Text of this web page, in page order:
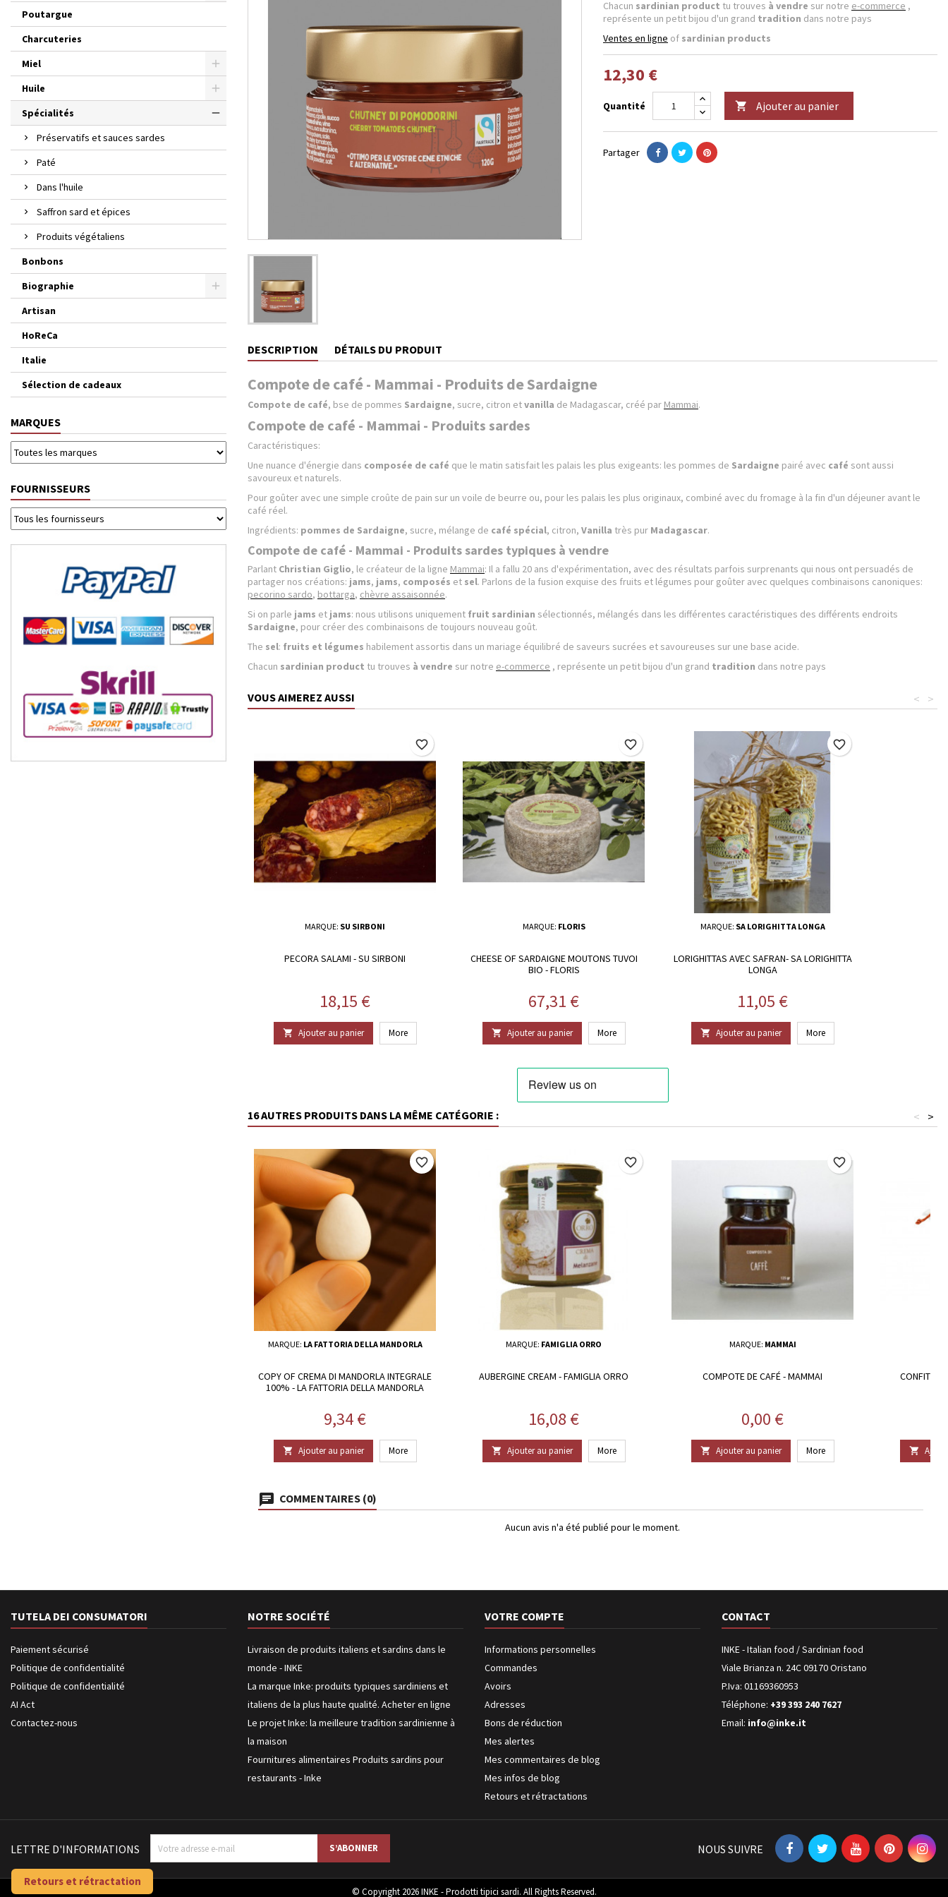
Poutargue
Charcuteries
Miel
Huile
Spécialités
Préservatifs et sauces sardes
Paté
Dans l'huile
Saffron sard et épices
Produits végétaliens
Bonbons
Biographie
Artisan
HoReCa
Italie
Sélection de cadeaux
MARQUES
FOURNISSEURS
Chacun sardinian product tu trouves à vendre sur notre e-commerce ,
représente un petit bijou d'un grand tradition dans notre pays
Ventes en ligne of sardinian products
12,30 €
Quantité  Ajouter au panier
Partager
DESCRIPTION DÉTAILS DU PRODUIT
Compote de café - Mammai - Produits de Sardaigne
Compote de café, bse de pommes Sardaigne, sucre, citron etvanilla de Madagascar, créé par Mammai.
Compote de café - Mammai - Produits sardes
Caractéristiques:
Une nuance d'énergie dans composée de café que le matin satisfait les palais les plus exigeants: les pommes de Sardaigne pairé avec café sont aussi
savoureux et naturels.
Pour goûter avec une simple croûte de pain sur un voile de beurre ou, pour les palais les plus originaux, combiné avec du fromage à la fin d'un déjeuner avant le
café réel.
Ingrédients: pommes de Sardaigne, sucre, mélange de café spécial, citron, Vanilla très pur Madagascar.
Compote de café - Mammai - Produits sardes typiques à vendre
Parlant Christian Giglio, le créateur de la ligne Mammai: Il a fallu 20 ans d'expérimentation, avec des résultats parfois surprenants qui nous ont persuadés de
partager nos créations: jams, jams, composés et sel. Parlons de la fusion exquise des fruits et légumes pour goûter avec quelques combinaisons canoniques:
pecorino sardo, bottarga, chèvre assaisonnée.
Si on parle jams et jams: nous utilisons uniquement fruit sardinian sélectionnés, mélangés dans les différentes caractéristiques des différents endroits
Sardaigne, pour créer des combinaisons de toujours nouveau goût.
The sel: fruits et légumes habilement assortis dans un mariage équilibré de saveurs sucrées et savoureuses sur une base acide.
Chacun sardinian product tu trouves à vendre sur notre e-commerce , représente un petit bijou d'un grand tradition dans notre pays
VOUS AIMEREZ AUSSI >
<
MARQUE: SU SIRBONI
PECORA SALAMI - SU SIRBONI
Prix
18,15 €
 Ajouter au panier More
favorite_border
MARQUE: FLORIS
CHEESE OF SARDAIGNE MOUTONS TUVOI
BIO - FLORIS
Prix
67,31 €
 Ajouter au panier More
favorite_border
MARQUE: SA LORIGHITTA LONGA
LORIGHITTAS AVEC SAFRAN- SA LORIGHITTA
LONGA
Prix
11,05 €
 Ajouter au panier More
favorite_border
16 AUTRES PRODUITS DANS LA MÊME CATÉGORIE : >
<
MARQUE: LA FATTORIA DELLA MANDORLA
COPY OF CREMA DI MANDORLA INTEGRALE
100% - LA FATTORIA DELLA MANDORLA
Prix
9,34 €
 Ajouter au panier More
favorite_border
MARQUE: FAMIGLIA ORRO
AUBERGINE CREAM - FAMIGLIA ORRO
Prix
16,08 €
 Ajouter au panier More
favorite_border
MARQUE: MAMMAI
COMPOTE DE CAFÉ - MAMMAI
Prix
0,00 €
 Ajouter au panier More
favorite_border

COMMENTAIRES (0)
Aucun avis n'a été publié pour le moment.
TUTELA DEI CONSUMATORI
Paiement sécurisé
Politique de confidentialité
Politique de confidentialité
AI Act
Contactez-nous
NOTRE SOCIÉTÉ
Livraison de produits italiens et sardins dans le
monde - INKE
La marque Inke: produits typiques sardiniens et
italiens de la plus haute qualité. Acheter en ligne
Le projet Inke: la meilleure tradition sardinienne à
la maison
Fournitures alimentaires Produits sardins pour
restaurants - Inke
VOTRE COMPTE
Informations personnelles
Commandes
Avoirs
Adresses
Bons de réduction
Mes alertes
Mes commentaires de blog
Mes infos de blog
Retours et rétractations
CONTACT
INKE - Italian food / Sardinian food
Viale Brianza n. 24C 09170 Oristano
P.Iva: 01169360953
Téléphone: +39 393 240 7627
Email: info@inke.it
LETTRE D'INFORMATIONS NOUS SUIVRE
© Copyright 2026 INKE - Prodotti tipici sardi. All Rights Reserved.
Retours et rétractation